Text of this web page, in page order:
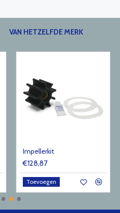
VAN HETZELFDE MERK
Impellerkit
€128,87
Toevoegen